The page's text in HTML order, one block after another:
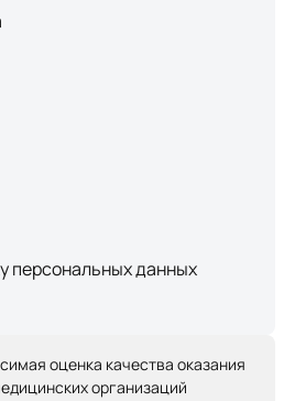
персональных данных
оценка качества оказания
организаций